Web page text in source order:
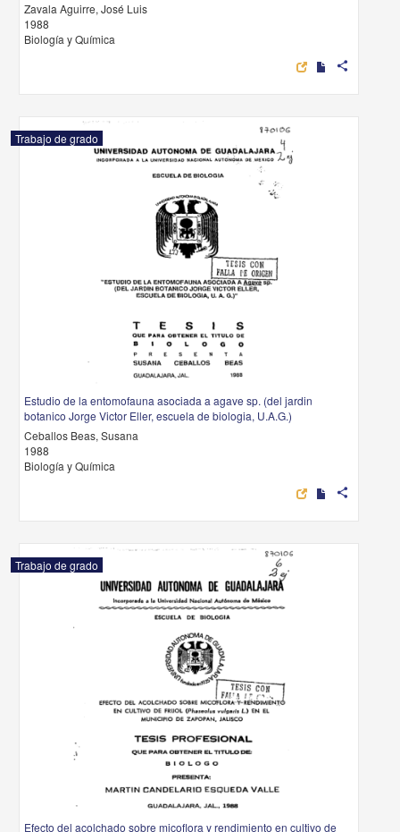
Zavala Aguirre, José Luis
1988
Biología y Química
share
Trabajo de grado
Estudio de la entomofauna asociada a agave sp. (del jardin
botanico Jorge Victor Eller, escuela de biologia, U.A.G.)
Ceballos Beas, Susana
1988
Biología y Química
share
Trabajo de grado
Efecto del acolchado sobre micoflora y rendimiento en cultivo de